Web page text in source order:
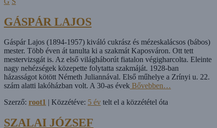
GÁSPÁR LAJOS
Gáspár Lajos (1894-1957) kiváló cukrász és mézeskalácsos (bábos)
mester. Több éven át tanulta ki a szakmát Kaposváron. Ott tett
mestervizsgát is. Az első világháborút fiatalon végigharcolta. Eleinte
nagy nehézségek közepette folytatta szakmáját. 1928-ban
házasságot kötött Németh Juliannával. Első műhelye a Zrínyi u. 22.
szám alatti lakóházban volt. A 30-as évek Bővebben…
Szerző: root1 | Közzétéve: 5 év telt el a közzététel óta
SZALAI JÓZSEF